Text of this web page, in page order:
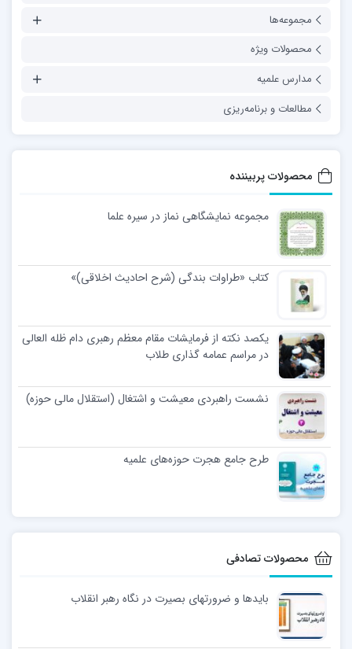
مجموعه‌ها
محصولات ویژه
مدارس علمیه
مطالعات و برنامه‌ریزی
محصولات پربیننده
مجموعه نمایشگاهی نماز در سیره علما
کتاب «طراوات بندگی (شرح احادیث اخلاقی)»
یکصد نکته از فرمایشات مقام معظم رهبری دام ظله العالی
در مراسم عمامه گذاری طلاب
نشست راهبردی معیشت و اشتغال (استقلال مالی حوزه)
طرح جامع هجرت حوزه‌های علمیه
محصولات تصادفی
بایدها و ضرورتهای بصیرت در نگاه رهبر انقلاب